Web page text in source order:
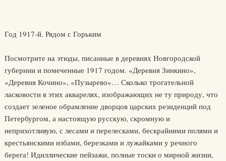
Год 1917-й. Рядом с Горьким
Посмотрите на этюды, писанные в деревнях Новгородской
губернии и помеченные 1917 годом. «Деревня Зинкино»,
«Деревня Кочино», «Пузырево»… Сколько трогательной
ласковости в этих акварелях, изображающих не ту природу, что
создает зеленое обрамление дворцов царских резиденций под
Петербургом, а настоящую русскую, скромную и
неприхотливую, с лесами и перелесками, бескрайними полями и
крестьянскими избами, березками и лужайками у речного
берега! Идиллические пейзажи, полные тоски о мирной жизни,